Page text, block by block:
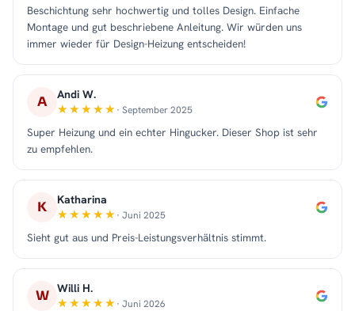
Beschichtung sehr hochwertig und tolles Design. Einfache
Montage und gut beschriebene Anleitung. Wir würden uns
immer wieder für Design-Heizung entscheiden!
A Andi W.
· September 2025
Super Heizung und ein echter Hingucker. Dieser Shop ist sehr
zu empfehlen.
K Katharina
· Juni 2025
Sieht gut aus und Preis-Leistungsverhältnis stimmt.
W Willi H.
· Juni 2026